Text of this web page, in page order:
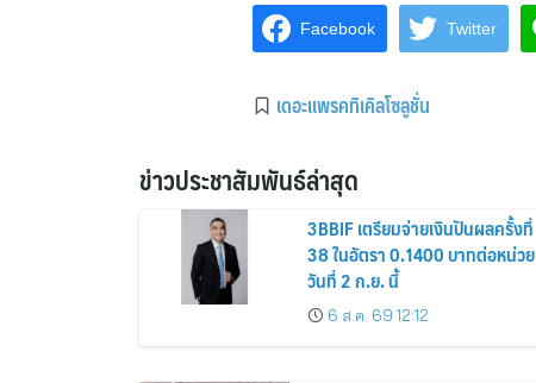
Facebook Twitter
เดอะแพรคทิเคิลโซลูชั่น
ข่าวประชาสัมพันธ์ล่าสุด
3BBIF เตรียมจ่ายเงินปันผลครั้งที่
38 ในอัตรา 0.1400 บาทต่อหน่วย
วันที่ 2 ก.ย. นี้
6 ส.ค. 69 12:12